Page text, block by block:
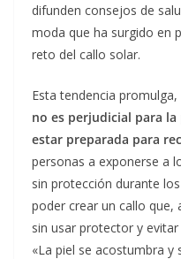
difunden consejos de
moda que ha surgido en
reto del callo solar.
Esta tendencia
no es perjudicial para
estar preparada para
personas a exponerse a
sin protección durante
poder crear un callo
sin usar protector y evitar
«La piel se acostumbra y